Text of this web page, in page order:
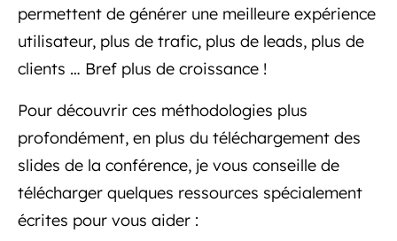
permettent de générer une meilleure expérience
utilisateur, plus de trafic, plus de leads, plus de
clients … Bref plus de croissance !
Pour découvrir ces méthodologies plus
profondément, en plus du téléchargement des
slides de la conférence, je vous conseille de
télécharger quelques ressources spécialement
écrites pour vous aider :